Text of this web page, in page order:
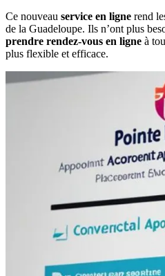
Ce nouveau service en ligne rend
de la Guadeloupe. Ils n’ont plus
prendre rendez-vous en ligne à
plus flexible et efficace.